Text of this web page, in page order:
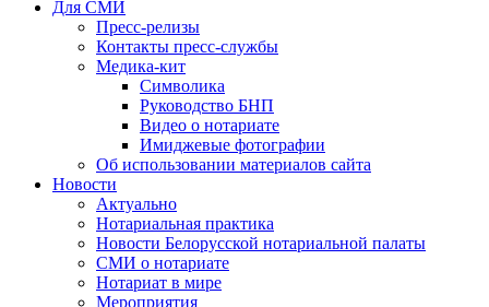
Для СМИ
Пресс-релизы
Контакты пресс-службы
Медика-кит
Символика
Руководство БНП
Видео о нотариате
Имиджевые фотографии
Об использовании материалов сайта
Новости
Актуально
Нотариальная практика
Новости Белорусской нотариальной палаты
СМИ о нотариате
Нотариат в мире
Мероприятия